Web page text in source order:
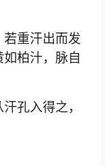
若重汗出而发
柏汁，脉自
孔入得之，